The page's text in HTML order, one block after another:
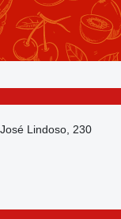
Lindoso, 230